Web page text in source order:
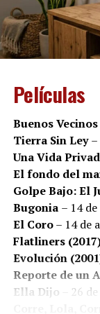
estar en
impacto
en los
En un contexto
familias
tratamientos y
resonancia
historias de
que luchan por
Películas
Buenos Vecinos
Tierra Sin Ley
Una Vida
El fondo del
Golpe Bajo: El
Bugonia – 14
El Coro– 14 de
Flatliners
Evolución
Reporte de un
Ella Dijo – 26